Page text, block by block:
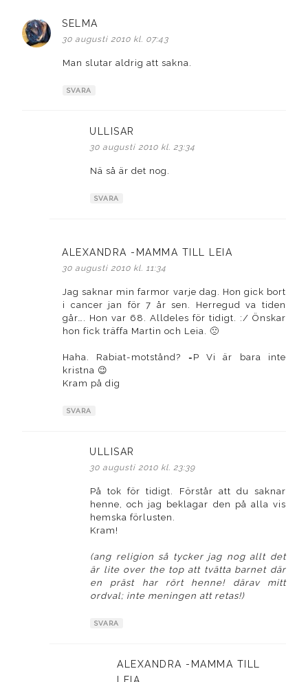
SELMA
30 augusti 2010 kl. 07:43
Man slutar aldrig att sakna.
SVARA
ULLISAR
30 augusti 2010 kl. 23:34
Nä så är det nog.
SVARA
ALEXANDRA -MAMMA TILL LEIA
30 augusti 2010 kl. 11:34
Jag saknar min farmor varje dag. Hon gick bort
i cancer jan för 7 år sen. Herregud va tiden
går…. Hon var 68. Alldeles för tidigt. :/ Önskar
hon fick träffa Martin och Leia. 🙁
Haha. Rabiat-motstånd? =P Vi är bara inte
kristna 😉
Kram på dig
SVARA
ULLISAR
30 augusti 2010 kl. 23:39
På tok för tidigt. Förstår att du saknar
henne, och jag beklagar den på alla vis
hemska förlusten.
Kram!
(ang religion så tycker jag nog allt det
är lite over the top att tvätta barnet där
en präst har rört henne! därav mitt
ordval; inte meningen att retas!)
SVARA
ALEXANDRA -MAMMA TILL